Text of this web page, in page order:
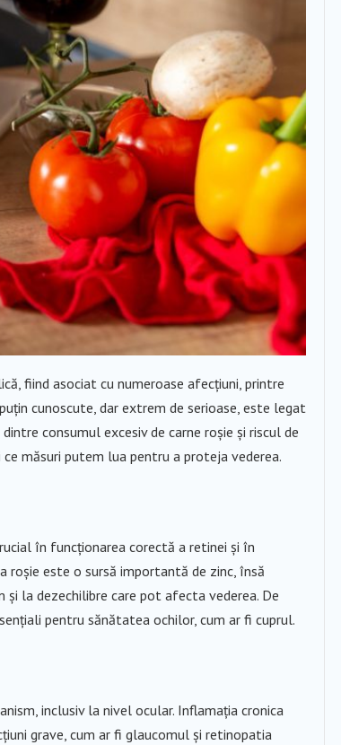
fiind asociat cu numeroase afecțiuni, printre
cunoscute, dar extrem de serioase, este legat
consumul excesiv de carne roșie și riscul de
măsuri putem lua pentru a proteja vederea.
în funcționarea corectă a retinei și în
roșie este o sursă importantă de zinc, însă
la dezechilibre care pot afecta vederea. De
pentru sănătatea ochilor, cum ar fi cuprul.
inclusiv la nivel ocular. Inflamația cronica
grave, cum ar fi glaucomul și retinopatia